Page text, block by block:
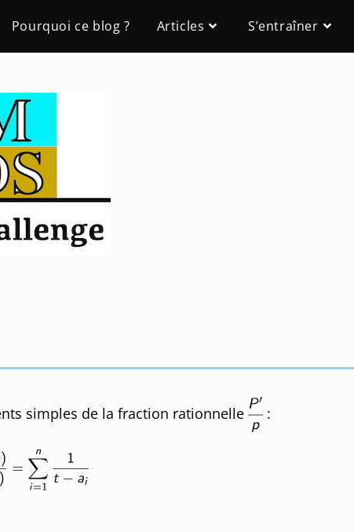
Pourquoi ce blog ? Articles S’entraîner
simples de la fraction rationnelle :